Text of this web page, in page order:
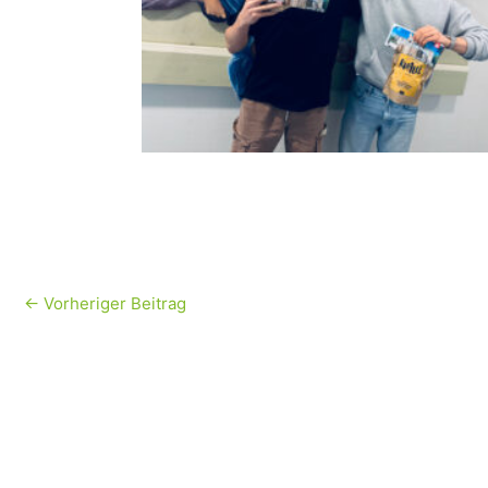
← Vorheriger Beitrag